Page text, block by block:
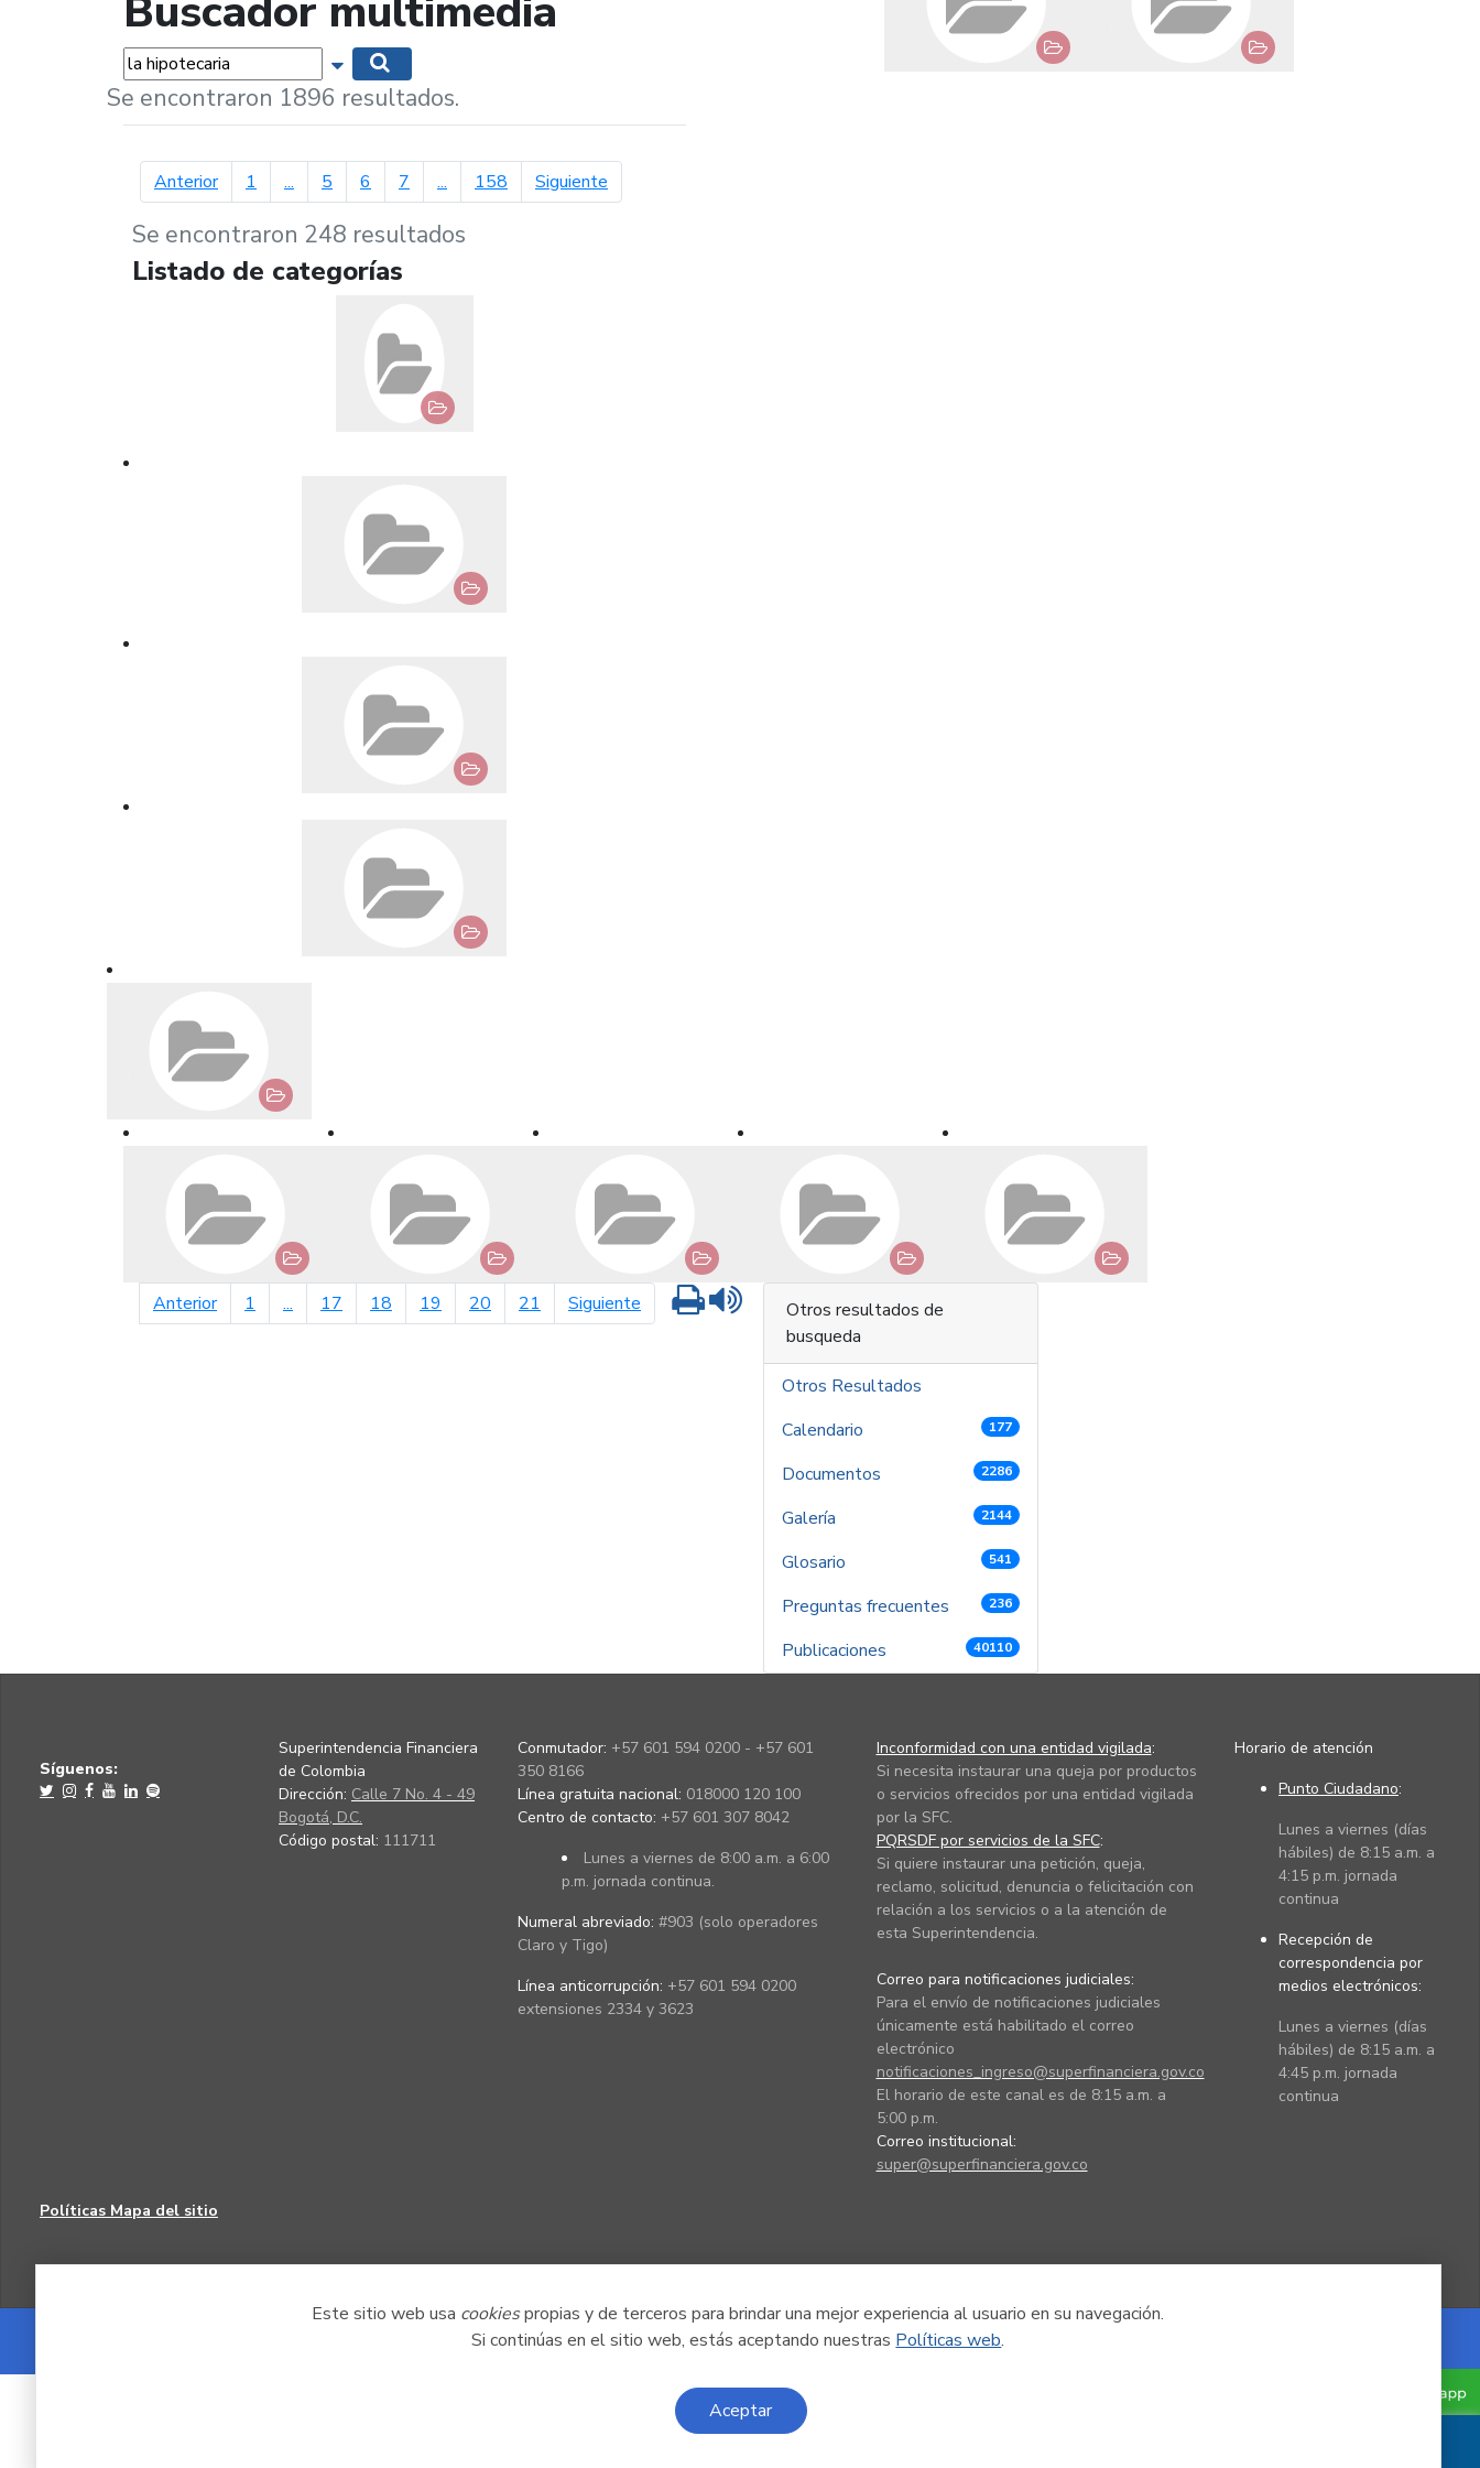
Este sitio web usa cookiespropias y de terceros para brindar una mejor experiencia al usuario en su navegación.
Si continúas en el sitio web, estás aceptando nuestras Políticas web.
Aceptar
Buscador multimedia
Palabras... Mostrar opciones de búsqueda
Se encontraron 1896 resultados.
Anteriorpágina anterior
1 ... 5 6 7 ... 158 Siguiente
Se encontraron 248 resultados
Listado de categorías
Anteriorpágina anterior
1 ... 17 18 19 20 21 Siguiente página siguiente
Imprimir
Otros resultados de
busqueda
Otros Resultados
Calendario
177
Documentos 2286
Galería 2144
Glosario 541
Preguntas frecuentes 236
Publicaciones 40110
Síguenos:
Superintendencia Financiera
de Colombia
Dirección: Calle 7 No. 4 - 49
Bogotá, D.C.
Código postal: 111711
Conmutador: +57 601 594 0200 - +57 601
350 8166
Línea gratuita nacional: 018000 120 100
Centro de contacto: +57 601 307 8042
Lunes a viernes de 8:00 a.m. a 6:00
p.m. jornada continua.
Numeral abreviado: #903 (solo operadores
Claro y Tigo)
Línea anticorrupción: +57 601 594 0200
extensiones 2334 y 3623
Inconformidad con una entidad vigilada:
Si necesita instaurar una queja por productos
o servicios ofrecidos por una entidad vigilada
por la SFC.
PQRSDF por servicios de la SFC:
Si quiere instaurar una petición, queja,
reclamo, solicitud, denuncia o felicitación con
relación a los servicios o a la atención de
esta Superintendencia.
Correo para notificaciones judiciales:
Para el envío de notificaciones judiciales
únicamente está habilitado el correo
electrónico
notificaciones_ingreso@superfinanciera.gov.co
El horario de este canal es de 8:15 a.m. a
5:00 p.m.
Correo institucional:
super@superfinanciera.gov.co
Horario de atención
Punto Ciudadano:
Lunes a viernes (días
hábiles) de 8:15 a.m. a
4:15 p.m. jornada
continua
Recepción de
correspondencia por
medios electrónicos:
Lunes a viernes (días
hábiles) de 8:15 a.m. a
4:45 p.m. jornada
continua
Políticas Mapa del sitio
Powered by Nexura